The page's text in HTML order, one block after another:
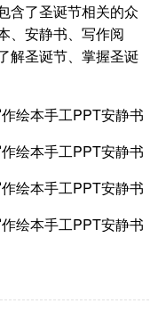
含了圣诞节相关的众
、安静书、写作阅
解圣诞节、掌握圣诞